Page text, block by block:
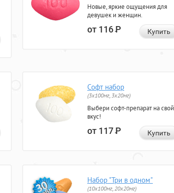
Новые, яркие ощущения для
девушек и женщин.
от 116Р Купить
Софт набор
(3x100мг, 3x20мг)
Выбери софт-препарат на свой
вкус!
от 117Р Купить
Набор "Три в одном"
(10x100мг, 20x20мг)